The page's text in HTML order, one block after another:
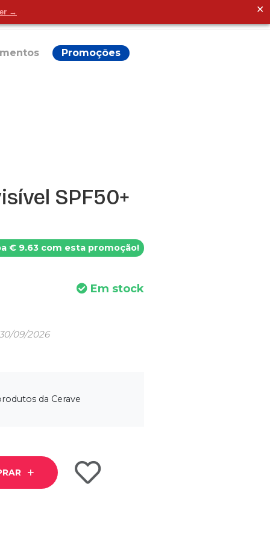
→ ✕
Promoções
SPF50+
€ 9.63 com esta promoção!
Em stock
09/2026
da Cerave